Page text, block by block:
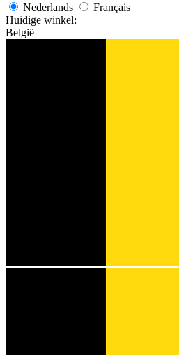
Nederlands
Français
Huidige winkel:
België